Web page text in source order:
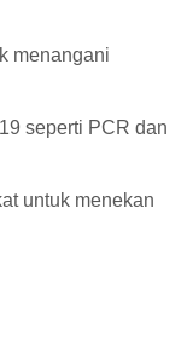
menangani
seperti PCR dan
untuk menekan